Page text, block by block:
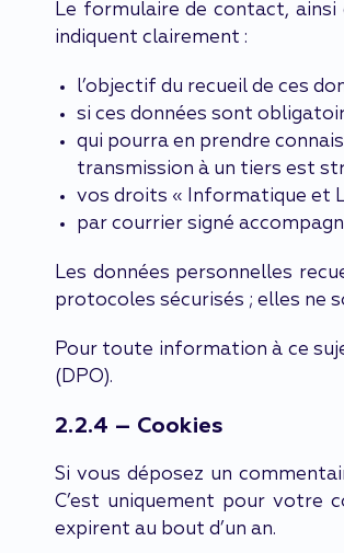
Le formulaire de contact,
indiquent clairement :
l’objectif du recueil de ces
si ces données sont
qui pourra en prendre
transmission à un tiers est
vos droits « Informatique et
par courrier signé
Les données personnelles
protocoles sécurisés ; elles ne
Pour toute information à ce
(DPO).
2.2.4 – Cookies
Si vous déposez un
C’est uniquement pour votre
expirent au bout d’un an.